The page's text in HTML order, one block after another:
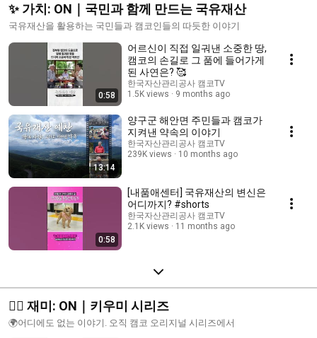
✨ 가치: ON｜국민과 함께 만드는 국유재산
국유재산을 활용하는 국민들과 캠코인들의 따듯한 이야기
0:58
어르신이 직접 일궈낸 소중한 땅,
캠코의 손길로 그 품에 들어가게
된 사연은? 🥰
한국자산관리공사 캠코TV
1.5K views
9 months ago
13:14
양구군 해안면 주민들과 캠코가
지켜낸 약속의 이야기
한국자산관리공사 캠코TV
239K views
10 months ago
0:58
[내품애센터] 국유재산의 변신은
어디까지? #shorts
한국자산관리공사 캠코TV
2.1K views
11 months ago
🤸‍♀️ 재미: ON｜키우미 시리즈
🌍어디에도 없는 이야기. 오직 캠코 오리지널 시리즈에서